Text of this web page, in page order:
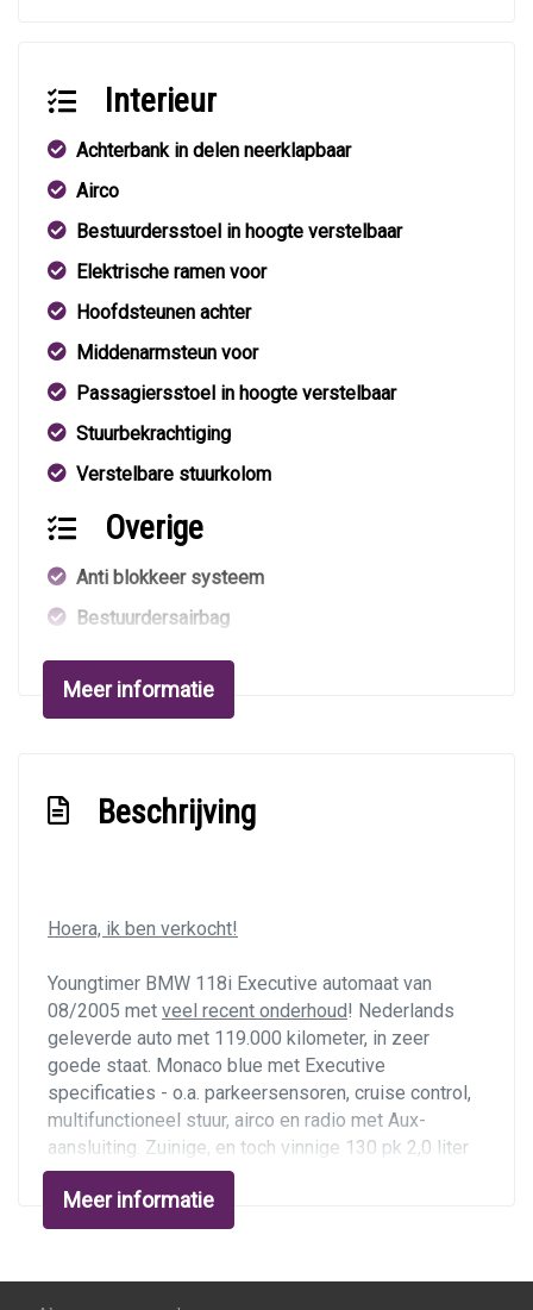
Interieur
Achterbank in delen neerklapbaar
Airco
Bestuurdersstoel in hoogte verstelbaar
Elektrische ramen voor
Hoofdsteunen achter
Middenarmsteun voor
Passagiersstoel in hoogte verstelbaar
Stuurbekrachtiging
Verstelbare stuurkolom
Overige
Anti blokkeer systeem
Bestuurdersairbag
Elektronisch stabiliteits programma
Hoofd airbag(s) achter
Zij airbag(s) voor
Buitenspiegels elektrisch verstelbaar
Bumpers in carrosseriekleur
Centr. deurvergr. met a.b. en startblokkering
Getint glas
Parkeersensor achter
Meer informatie
Beschrijving
Hoera, ik ben verkocht!
Youngtimer BMW 118i Executive automaat van
08/2005 met veel recent onderhoud! Nederlands
geleverde auto met 119.000 kilometer, in zeer
goede staat. Monaco blue met Executive
specificaties - o.a. parkeersensoren, cruise control,
multifunctioneel stuur, airco en radio met Aux-
aansluiting. Zuinige, en toch vinnige 130 pk 2,0 liter
viercilinder benzinemotor met automatische 6-
versnellingsbak. De kilometerstand is te
onderbouwen middels een uitgebreide
Instapklare "daily driver", levering met nieuwe apk!
Meer informatie